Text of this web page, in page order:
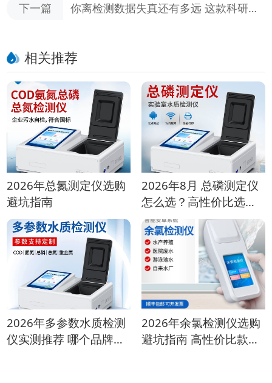
下一篇
你离检测数据失真还有多远 这款科研级
相关推荐
2026年总氮测定仪选购
避坑指南
2026年8月 总磷测定仪
怎么选？高性价比选型
指南
2026年多参数水质检测
仪实测推荐 哪个品牌性
2026年余氯检测仪选购
避坑指南 高性价比款推